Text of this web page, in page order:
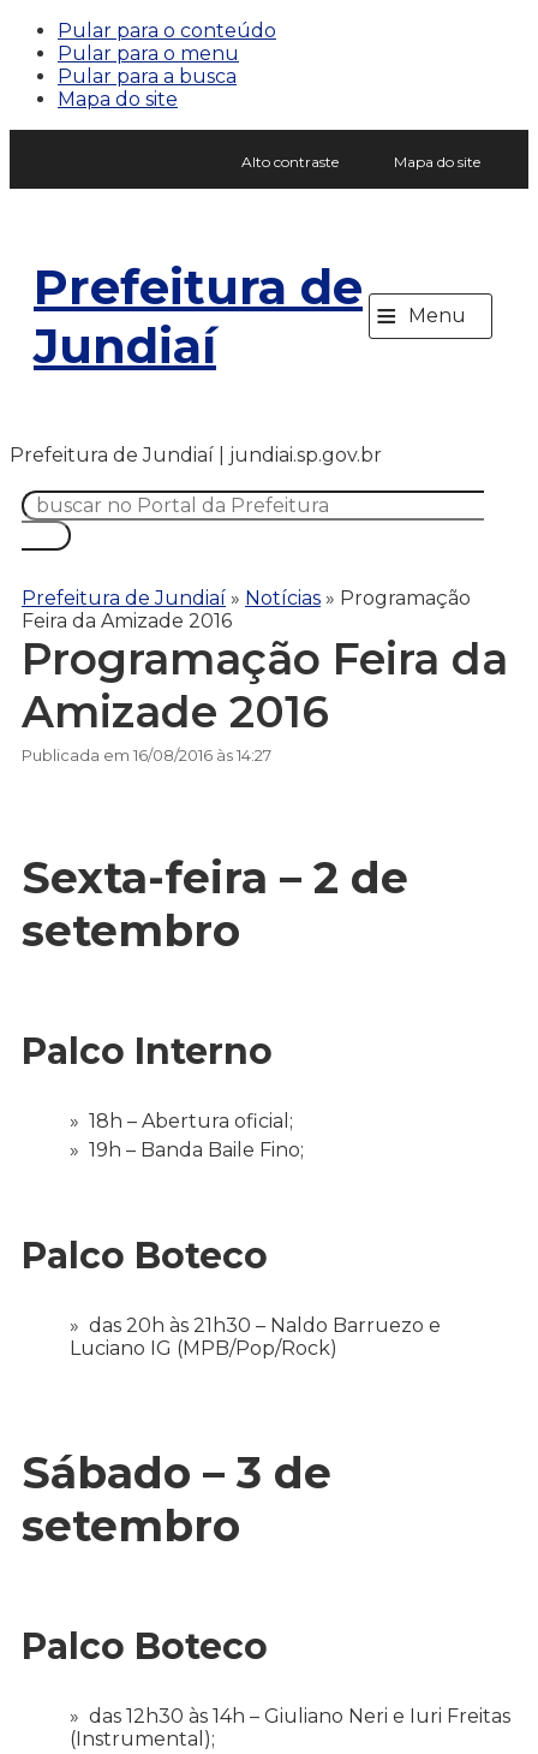
Pular para o conteúdo
Pular para o menu
Pular para a busca
Mapa do site
Alto contraste Mapa do site
Prefeitura de
Jundiaí
≡ Menu
Prefeitura de Jundiaí | jundiai.sp.gov.br
Prefeitura de Jundiaí » Notícias » Programação
Feira da Amizade 2016
Programação Feira da
Amizade 2016
Publicada em 16/08/2016 às 14:27
Sexta-feira – 2 de
setembro
Palco Interno
18h – Abertura oficial;
19h – Banda Baile Fino;
Palco Boteco
das 20h às 21h30 – Naldo Barruezo e
Luciano IG (MPB/Pop/Rock)
Sábado – 3 de
setembro
Palco Boteco
das 12h30 às 14h – Giuliano Neri e Iuri Freitas
(Instrumental);